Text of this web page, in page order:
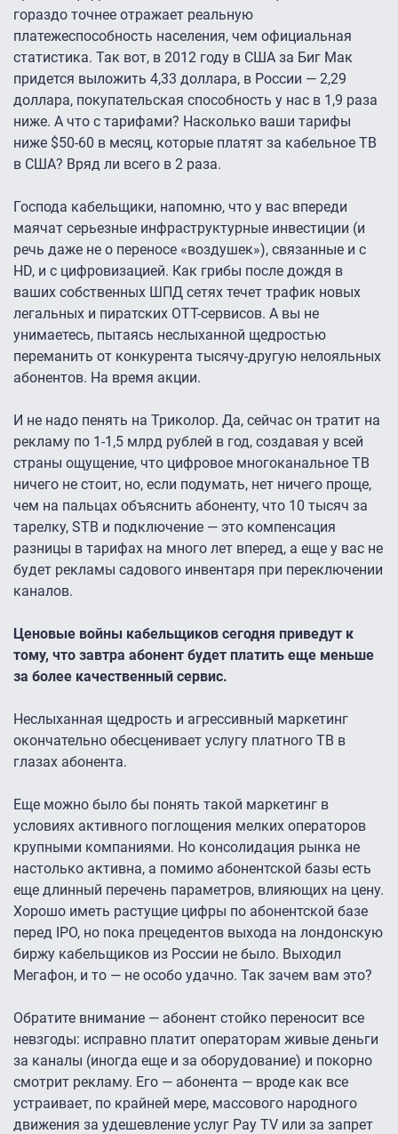
гораздо точнее отражает реальную
платежеспособность населения, чем официальная
статистика. Так вот, в 2012 году в США за Биг Мак
придется выложить 4,33 доллара, в России — 2,29
доллара, покупательская способность у нас в 1,9 раза
ниже. А что с тарифами? Насколько ваши тарифы
ниже $50-60 в месяц, которые платят за кабельное ТВ
в США? Вряд ли всего в 2 раза.
Господа кабельщики, напомню, что у вас впереди
маячат серьезные инфраструктурные инвестиции (и
речь даже не о переносе «воздушек»), связанные и с
HD, и с цифровизацией. Как грибы после дождя в
ваших собственных ШПД сетях течет трафик новых
легальных и пиратских OTT-сервисов. А вы не
унимаетесь, пытаясь неслыханной щедростью
переманить от конкурента тысячу-другую нелояльных
абонентов. На время акции.
И не надо пенять на Триколор. Да, сейчас он тратит на
рекламу по 1-1,5 млрд рублей в год, создавая у всей
страны ощущение, что цифровое многоканальное ТВ
ничего не стоит, но, если подумать, нет ничего проще,
чем на пальцах объяснить абоненту, что 10 тысяч за
тарелку, STB и подключение — это компенсация
разницы в тарифах на много лет вперед, а еще у вас не
будет рекламы садового инвентаря при переключении
каналов.
Ценовые войны кабельщиков сегодня приведут к
тому, что завтра абонент будет платить еще меньше
за более качественный сервис.
Неслыханная щедрость и агрессивный маркетинг
окончательно обесценивает услугу платного ТВ в
глазах абонента.
Еще можно было бы понять такой маркетинг в
условиях активного поглощения мелких операторов
крупными компаниями. Но консолидация рынка не
настолько активна, а помимо абонентской базы есть
еще длинный перечень параметров, влияющих на цену.
Хорошо иметь растущие цифры по абонентской базе
перед IPO, но пока прецедентов выхода на лондонскую
биржу кабельщиков из России не было. Выходил
Мегафон, и то — не особо удачно. Так зачем вам это?
Обратите внимание — абонент стойко переносит все
невзгоды: исправно платит операторам живые деньги
за каналы (иногда еще и за оборудование) и покорно
смотрит рекламу. Его — абонента — вроде как все
устраивает, по крайней мере, массового народного
движения за удешевление услуг Pay TV или за запрет